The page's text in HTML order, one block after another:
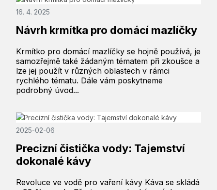
16. 4. 2025
Návrh krmítka pro domácí mazlíčky
Krmítko pro domácí mazlíčky se hojně používá, je
samozřejmě také žádaným tématem při zkoušce a
lze jej použít v různých oblastech v rámci
rychlého tématu. Dále vám poskytneme
podrobný úvod...
2025-02-06
Precizní čistička vody: Tajemství
dokonalé kávy
Revoluce ve vodě pro vaření kávy Káva se skládá